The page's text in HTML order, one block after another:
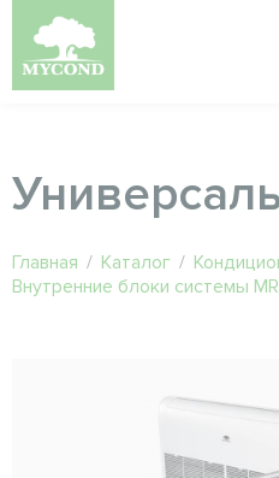
Главная / Каталог /
Внутренние блоки системы